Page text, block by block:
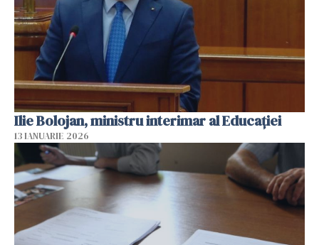
Ilie Bolojan, ministru interimar al Educaţiei
13 IANUARIE 2026